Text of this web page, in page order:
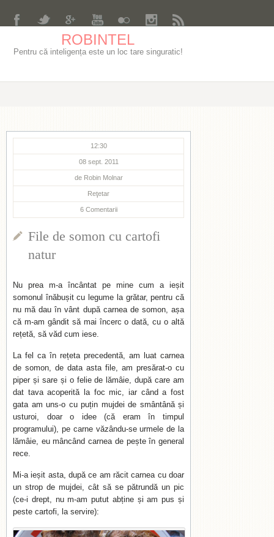
ROBINTEL
Pentru că inteligența este un loc tare singuratic!
12:30
08 sept. 2011
de Robin Molnar
Reţetar
6 Comentarii
File de somon cu cartofi
natur
Nu prea m-a încântat pe mine cum a ieșit
somonul înăbușit cu legume la grătar, pentru că
nu mă dau în vânt după carnea de somon, așa
că m-am gândit să mai încerc o dată, cu o altă
rețetă, să văd cum iese.
La fel ca în rețeta precedentă, am luat carnea
de somon, de data asta file, am presărat-o cu
piper și sare și o felie de lămâie, după care am
dat tava acoperită la foc mic, iar când a fost
gata am uns-o cu puțin mujdei de smântână și
usturoi, doar o idee (că eram în timpul
programului), pe carne văzându-se urmele de la
lămâie, eu mâncând carnea de pește în general
rece.
Mi-a ieșit asta, după ce am răcit carnea cu doar
un strop de mujdei, cât să se pătrundă un pic
(ce-i drept, nu m-am putut abține și am pus și
peste cartofi, la servire):